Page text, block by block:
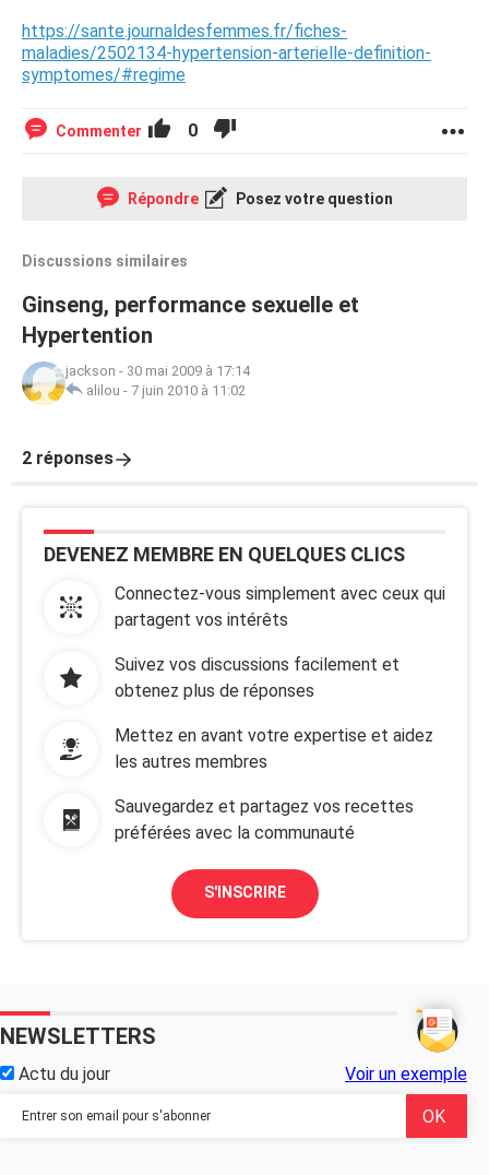
https://sante.journaldesfemmes.fr/fiches-
maladies/2502134-hypertension-arterielle-definition-
symptomes/#regime
Commenter 0
Répondre Posez votre question
Discussions similaires
Ginseng, performance sexuelle et
Hypertention
jackson - 30 mai 2009 à 17:14
alilou - 7 juin 2010 à 11:02
2 réponses
DEVENEZ MEMBRE EN QUELQUES CLICS
Connectez-vous simplement avec ceux qui
partagent vos intérêts
Suivez vos discussions facilement et
obtenez plus de réponses
Mettez en avant votre expertise et aidez
les autres membres
Sauvegardez et partagez vos recettes
préférées avec la communauté
S'INSCRIRE
NEWSLETTERS
Actu du jour Voir un exemple